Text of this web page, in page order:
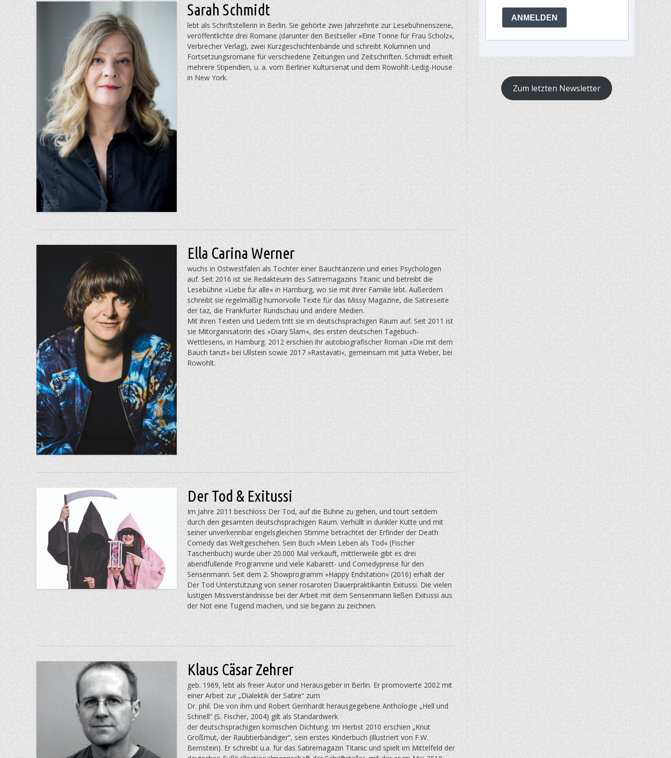
Sarah Schmidt
lebt als Schriftstellerin in Berlin. Sie gehörte zwei Jahrzehnte zur Lesebühnenszene,
veröffentlichte drei Romane (darunter den Bestseller »Eine Tonne für Frau Scholz«,
Verbrecher Verlag), zwei Kurzgeschichtenbände und schreibt Kolumnen und
Fortsetzungsromane für verschiedene Zeitungen und Zeitschriften. Schmidt erhielt
mehrere Stipendien, u. a. vom Berliner Kultursenat und dem Rowohlt-Ledig-House
in New York.
Ella Carina Werner
wuchs in Ostwestfalen als Tochter einer Bauchtänzerin und eines Psychologen
auf. Seit 2016 ist sie Redakteurin des Satiremagazins Titanic und betreibt die
Lesebühne »Liebe für alle« in Hamburg, wo sie mit ihrer Familie lebt. Außerdem
schreibt sie regelmäßig humorvolle Texte für das Missy Magazine, die Satireseite
der taz, die Frankfurter Rundschau und andere Medien.
Mit ihren Texten und Liedern tritt sie im deutschsprachigen Raum auf. Seit 2011 ist
sie Mit­organisatorin des »Diary Slam«, des ersten deutschen Tagebuch-
Wettlesens, in Hamburg. 2012 erschien ihr autobiografischer Roman »Die mit dem
Bauch tanzt« bei Ullstein sowie 2017 »Rastavati«, gemeinsam mit Jutta Weber, bei
Rowohlt.
Der Tod & Exitussi
Im Jahre 2011 beschloss Der Tod, auf die Bühne zu gehen, und tourt seitdem
durch den gesamten deutschsprachigen Raum. Verhüllt in dunkler Kutte und mit
seiner unverkennbar engelsgleichen Stimme betrachtet der Erfinder der Death
Comedy das Weltgeschehen. Sein Buch »Mein Leben als Tod« (Fischer
Taschenbuch) wurde über 20.000 Mal verkauft, mittlerweile gibt es drei
abendfüllende Programme und viele Kabarett- und Comedypreise für den
Sensenmann. Seit dem 2. Showprogramm »Happy Endstation« (2016) erhält der
Der Tod Unterstützung von seiner rosaroten Dauerpraktikantin Exitussi. Die vielen
lustigen Missverständnisse bei der Arbeit mit dem Sensenmann ließen Exitussi aus
der Not eine Tugend machen, und sie begann zu zeichnen.
Klaus Cäsar Zehrer
geb. 1969, lebt als freier Autor und Herausgeber in Berlin. Er promovierte 2002 mit
einer Arbeit zur „Dialektik der Satire“ zum
Dr. phil. Die von ihm und Robert Gernhardt herausgegebene Anthologie „Hell und
Schnell“ (S. Fischer, 2004) gilt als Standardwerk
der deutschsprachigen komischen Dichtung. Im Herbst 2010 erschien „Knut
Großmut, der Raubtierbändiger“, sein erstes Kinderbuch (illustriert von F.W.
Bernstein). Er schreibt u.a. für das Satiremagazin Titanic und spielt im Mittelfeld der
ANMELDEN
Zum letzten Newsletter